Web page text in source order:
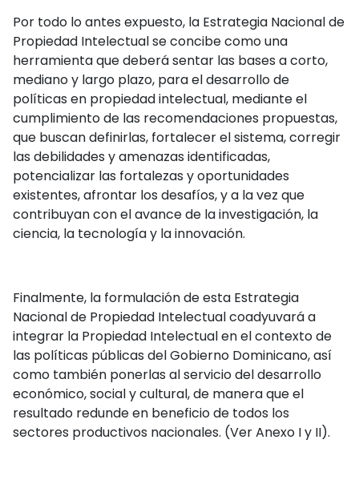
Por todo lo antes expuesto, la Estrategia Nacional de
Propiedad Intelectual se concibe como una
herramienta que deberá sentar las bases a corto,
mediano y largo plazo, para el desarrollo de
políticas en propiedad intelectual, mediante el
cumplimiento de las recomendaciones propuestas,
que buscan definirlas, fortalecer el sistema, corregir
las debilidades y amenazas identificadas,
potencializar las fortalezas y oportunidades
existentes, afrontar los desafíos, y a la vez que
contribuyan con el avance de la investigación, la
ciencia, la tecnología y la innovación.
Finalmente, la formulación de esta Estrategia
Nacional de Propiedad Intelectual coadyuvará a
integrar la Propiedad Intelectual en el contexto de
las políticas públicas del Gobierno Dominicano, así
como también ponerlas al servicio del desarrollo
económico, social y cultural, de manera que el
resultado redunde en beneficio de todos los
sectores productivos nacionales. (Ver Anexo I y II).